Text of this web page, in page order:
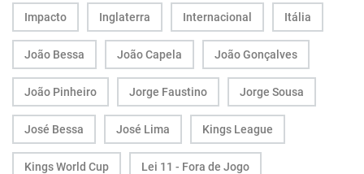
Impacto Inglaterra Internacional Itália
João Bessa João Capela João Gonçalves
João Pinheiro Jorge Faustino Jorge Sousa
José Bessa José Lima Kings League
Kings World Cup Lei 11 - Fora de Jogo